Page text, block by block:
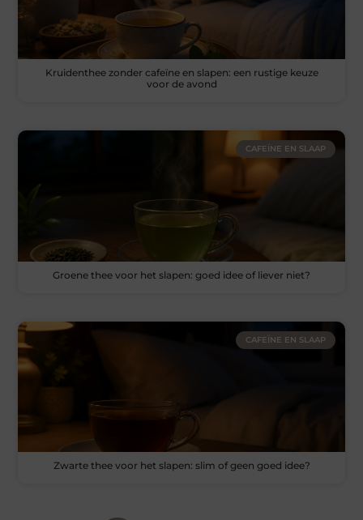
Kruidenthee zonder cafeïne en slapen: een rustige keuze
voor de avond
CAFEÏNE EN SLAAP
Groene thee voor het slapen: goed idee of liever niet?
CAFEÏNE EN SLAAP
Zwarte thee voor het slapen: slim of geen goed idee?